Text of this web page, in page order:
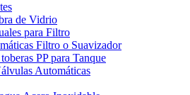
de Vidrio
para Filtro
Filtro o Suavizador
PP para Tanque
Automáticas